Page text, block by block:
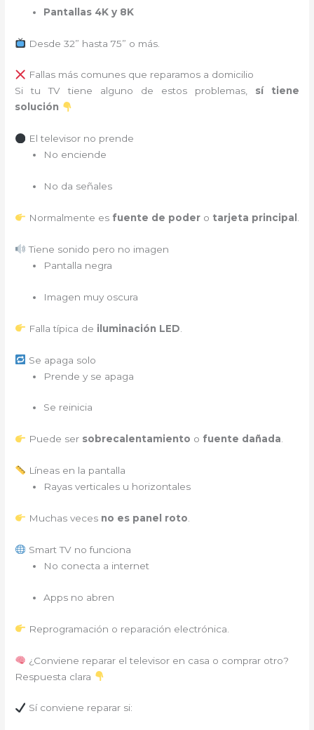
Pantallas 4K y 8K
Desde 32” hasta 75” o más.
Fallas más comunes que reparamos a domicilio
Si tu TV tiene alguno de estos problemas, sí tiene
solución
El televisor no prende
No enciende
No da señales
Normalmente es fuente de podero tarjeta principal
Tiene sonido pero no imagen
Pantalla negra
Imagen muy oscura
Falla típica de iluminación LED
Se apaga solo
Prende y se apaga
Se reinicia
Puede ser sobrecalentamiento o fuente dañada.
Líneas en la pantalla
Rayas verticales u horizontales
Muchas veces no es panel roto
Smart TV no funciona
No conecta a internet
Apps no abren
Reprogramación o reparación electrónica.
¿Conviene reparar el televisor en casa o comprar otro?
Respuesta clara
Sí conviene reparar si: